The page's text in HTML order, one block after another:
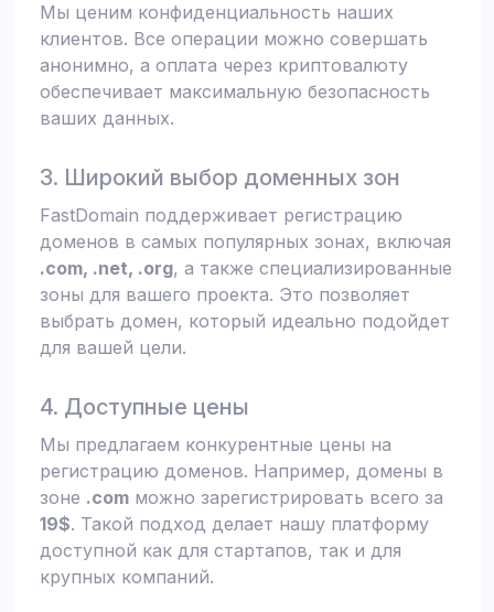
Мы ценим конфиденциальность наших
клиентов. Все операции можно совершать
анонимно, а оплата через криптовалюту
обеспечивает максимальную безопасность
ваших данных.
3. Широкий выбор доменных зон
FastDomain поддерживает регистрацию
доменов в самых популярных зонах, включая
.com, .net, .org, а также специализированные
зоны для вашего проекта. Это позволяет
выбрать домен, который идеально подойдет
для вашей цели.
4. Доступные цены
Мы предлагаем конкурентные цены на
регистрацию доменов. Например, домены в
зоне .com можно зарегистрировать всего за
19$. Такой подход делает нашу платформу
доступной как для стартапов, так и для
крупных компаний.